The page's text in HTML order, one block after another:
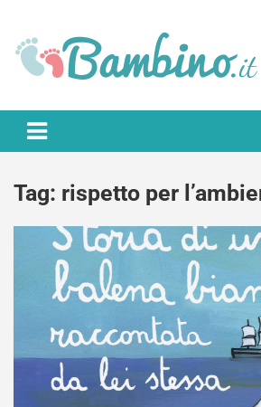
content
Bambino.it
Tag: rispetto per